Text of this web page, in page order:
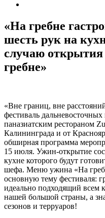
«На гребне
шесть рук на
случаю
гребне»
«Вне границ, вне
фестиваль
паназиатским рестораном
Калининграда и от
обширная программа
15 июля. Ужин-открытие
кухне которого будут
шефа. Меню ужина «На
основную тему фестиваля:
идеально подходящий всем
нашей большой страны, а
сезонов и терруаров!
Войти·